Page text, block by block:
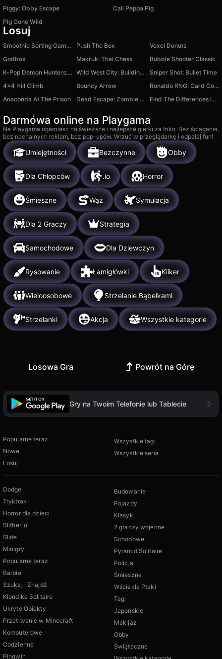
Piggy: Obby Escape
Call Peppa Pig
Pig Gone Wild
Losuj
Smoothie Sorting Game – Color Puzzle Challenge Push The Box
Voxel Donuts
Godbox
Makruk: Thai Chess
Bubble Shooter Classic
K-Pop Demon Hunters: Clicker
Wild West City: Building Sim
Sniper Shot: Bullet Time
4x4 Hill Climb
Bouncy Arrow
Ronaldo RNG: Card Collection
Anaconda At The Prison
Dead Escape: Zombie Shooter Find The Differences In The Pictures
Darmówa online na Playgama
Na Playgama ogarniasz najświeższe i najlepsze gierki za friko. Bez ściągania,
bez nachalnych reklam, bez pop-upów. Wrzuć w przeglądarkę i odpalaj fun!
Umiejętności Bezczynne Obby
Dla Chłopców .io Horror
Śmieszne Wąż Symulacja
Dla 2 Graczy Strategia
Samochodowe Dla Dziewczyn
Rysowanie Łamigłówki Kliker
Wieloosobowe Strzelanie Bąbelkami
Strzelanki Akcja Wszystkie kategorie
Losowa Gra Powrót na Górę
Gry na Twoim Telefonie lub Tablecie
Popularne teraz
Nowe
Losuj
Wszystkie tagi
Wszystkie seria
Dodge
Tryktrak
Horror dla dzieci
Slither.io
Slide
Minigry
Popularne teraz
Barbie
Szukaj i Znajdź
Klondike Solitaire
Ukryte Obiekty
Przetrwanie w Minecraft
Komputerowe
Codzienne
Pingwin
Budowanie
Pojazdy
Klasyki
2 graczy wojenne
Schodowe
Pyramid Solitaire
Policja
Śmieszne
Wściekłe Ptaki
Tagi
Japońskie
Makijaż
Obby
Świąteczne